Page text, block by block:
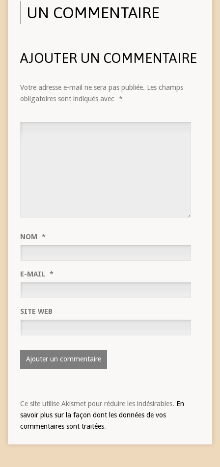
UN COMMENTAIRE
AJOUTER UN COMMENTAIRE
Votre adresse e-mail ne sera pas publiée. Les champs
obligatoires sont indiqués avec *
NOM *
E-MAIL *
SITE WEB
Ce site utilise Akismet pour réduire les indésirables. En
savoir plus sur la façon dont les données de vos
commentaires sont traitées.